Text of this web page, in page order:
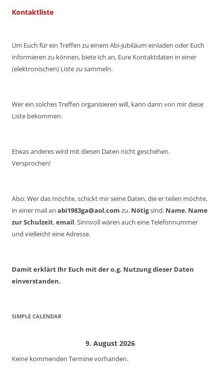
Kontaktliste
Um Euch für ein Treffen zu einem Abi-Jubiläum einladen oder Euch
informieren zu können, biete ich an, Eure Kontaktdaten in einer
(elektronischen) Liste zu sammeln.
Wer ein solches Treffen organisieren will, kann dann von mir diese
Liste bekommen.
Etwas anderes wird mit diesen Daten nicht geschehen.
Versprochen!
Also: Wer das möchte, schickt mir seine Daten, die er teilen möchte,
in einer mail an abi1983ga@aol.com zu. Nötigsind: Name, Name
zur Schulzeit,email. Sinnvoll wären auch eine Telefonnummer
und vielleicht eine Adresse.
Damit erklärt Ihr Euch mit der o.g. Nutzung dieser Daten
einverstanden.
SIMPLE CALENDAR
9. August 2026
Keine kommenden Termine vorhanden.